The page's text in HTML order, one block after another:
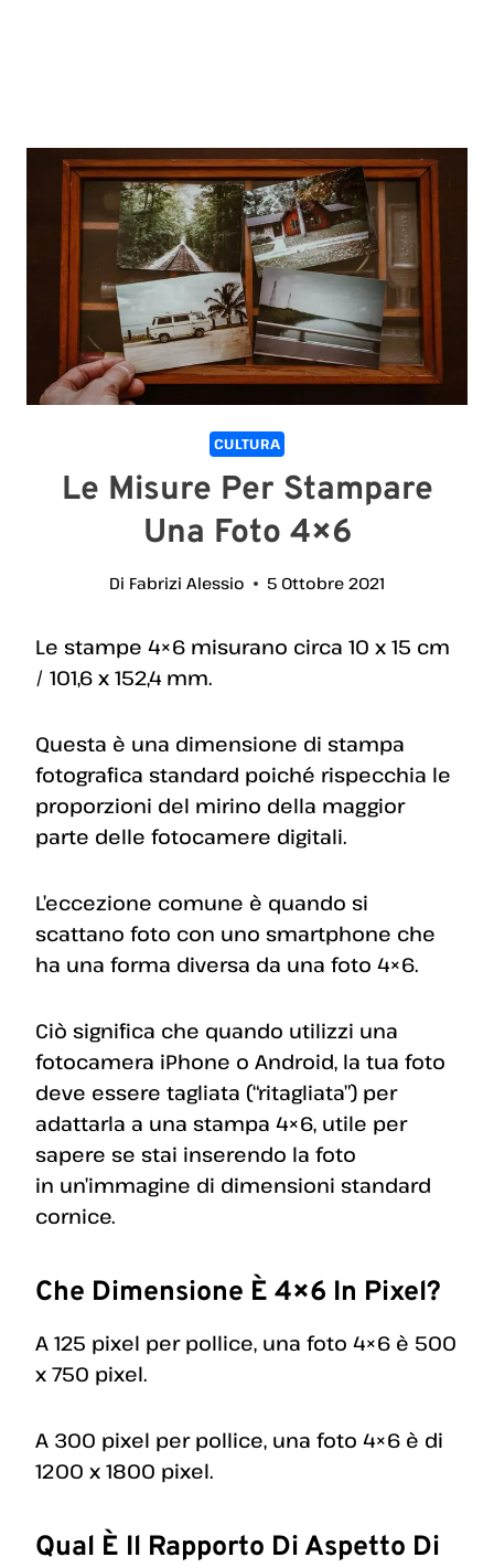
CULTURA
Le Misure Per Stampare
Una Foto 4×6
Di Fabrizi Alessio 5 Ottobre 2021
Le stampe 4×6 misurano circa 10 x 15 cm
/ 101,6 x 152,4 mm.
Questa è una dimensione di stampa
fotografica standard poiché rispecchia le
proporzioni del mirino della maggior
parte delle fotocamere digitali.
L’eccezione comune è quando si
scattano foto con uno smartphone che
ha una forma diversa da una foto 4×6.
Ciò significa che quando utilizzi una
fotocamera iPhone o Android, la tua foto
deve essere tagliata (“ritagliata”) per
adattarla a una stampa 4×6, utile per
sapere se stai inserendo la foto
in un’immagine di dimensioni standard
cornice.
Che Dimensione È 4×6 In Pixel?
A 125 pixel per pollice, una foto 4×6 è 500
x 750 pixel.
A 300 pixel per pollice, una foto 4×6 è di
1200 x 1800 pixel.
Qual È Il Rapporto Di Aspetto Di